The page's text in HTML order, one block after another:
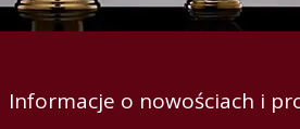
Informacje o nowościach i